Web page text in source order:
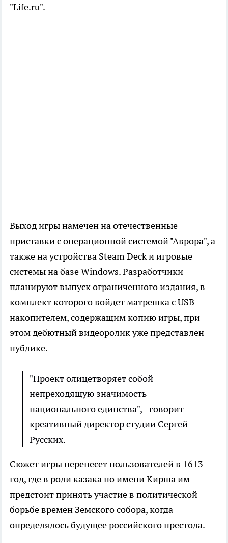
"Life.ru".
Выход игры намечен на отечественные
приставки с операционной системой "Аврора", а
также на устройства Steam Deck и игровые
системы на базе Windows. Разработчики
планируют выпуск ограниченного издания, в
комплект которого войдет матрешка с USB-
накопителем, содержащим копию игры, при
этом дебютный видеоролик уже представлен
публике.
"Проект олицетворяет собой
непреходящую значимость
национального единства", - говорит
креативный директор студии Сергей
Русских.
Сюжет игры перенесет пользователей в 1613
год, где в роли казака по имени Кирша им
предстоит принять участие в политической
борьбе времен Земского собора, когда
определялось будущее российского престола.